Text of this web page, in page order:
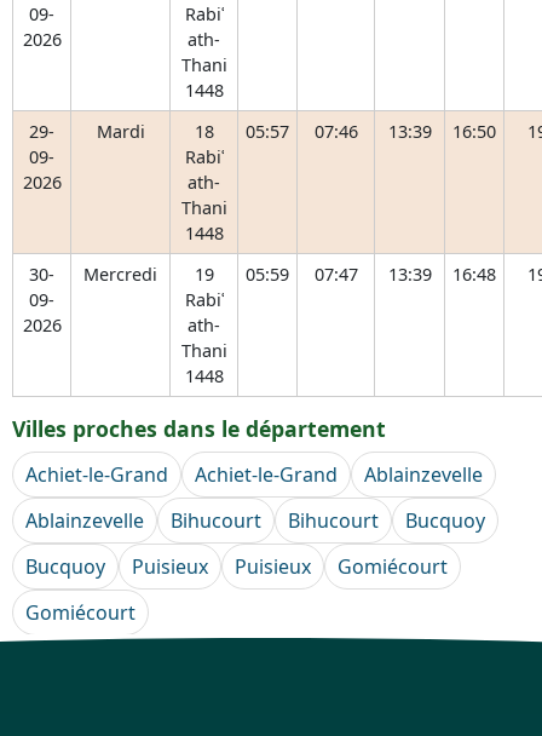
09-
2026
Rabiʿ
ath-
Thani
1448
29-
09-
2026
Mardi
18
Rabiʿ
ath-
Thani
1448
05:57 07:46 13:39 16:50
30-
09-
2026
Mercredi
19
Rabiʿ
ath-
Thani
1448
05:59 07:47 13:39 16:48
Villes proches dans le département
Achiet-le-Grand Achiet-le-Grand
Ablainzevelle
Ablainzevelle
Bihucourt Bihucourt
Bucquoy
Bucquoy
Puisieux Puisieux
Gomiécourt
Gomiécourt